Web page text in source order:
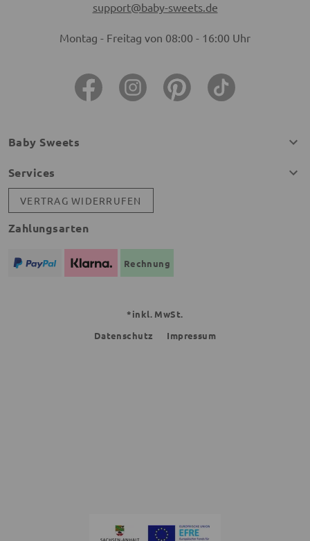
support@baby-sweets.de
Montag - Freitag von 08:00 - 16:00 Uhr
Baby Sweets
Services
VERTRAG WIDERRUFEN
Zahlungsarten
Rechnung
*inkl. MwSt.
Datenschutz
Impressum